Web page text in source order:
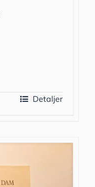
Detaljer